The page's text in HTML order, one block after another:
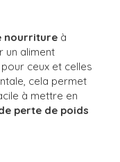
nourriture à
un aliment
ceux et celles
cela permet
à mettre en
perte de poids